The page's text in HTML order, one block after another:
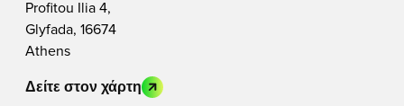
Profitou Ilia 4,
Glyfada, 16674
Athens
Δείτε στον χάρτη